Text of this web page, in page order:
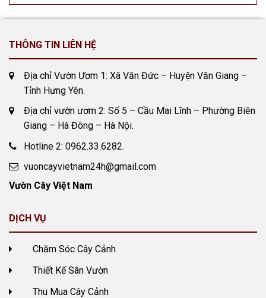
THÔNG TIN LIÊN HỆ
Địa chỉ Vườn Ươm 1: Xã Văn Đức – Huyện Văn Giang –
Tỉnh Hưng Yên.
Địa chỉ vườn ươm 2: Số 5 – Cầu Mai Lĩnh – Phường Biên
Giang – Hà Đông – Hà Nội.
Hotline 2: 0962.33.6282.
vuoncayvietnam24h@gmail.com
Vườn Cây Việt Nam
DỊCH VỤ
Chăm Sóc Cây Cảnh
Thiết Kế Sân Vườn
Thu Mua Cây Cảnh